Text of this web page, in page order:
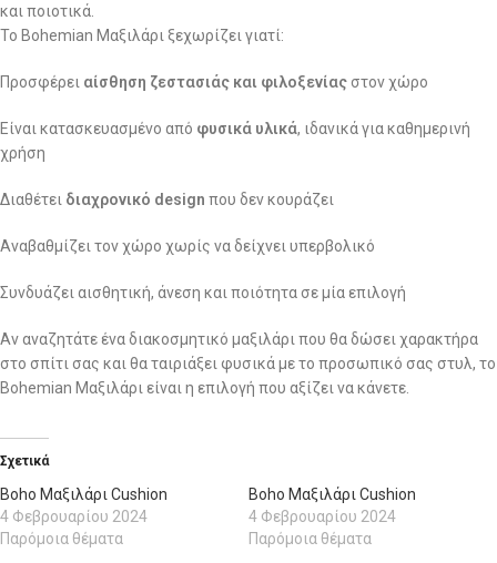
και ποιοτικά.
Το Bohemian Μαξιλάρι ξεχωρίζει γιατί:
Προσφέρει αίσθηση ζεστασιάς και φιλοξενίας στον χώρο
Είναι κατασκευασμένο από φυσικά υλικά, ιδανικά για καθημερινή
χρήση
Διαθέτει διαχρονικό design που δεν κουράζει
Αναβαθμίζει τον χώρο χωρίς να δείχνει υπερβολικό
Συνδυάζει αισθητική, άνεση και ποιότητα σε μία επιλογή
Αν αναζητάτε ένα διακοσμητικό μαξιλάρι που θα δώσει χαρακτήρα
στο σπίτι σας και θα ταιριάξει φυσικά με το προσωπικό σας στυλ, το
Bohemian Μαξιλάρι είναι η επιλογή που αξίζει να κάνετε.
Σχετικά
Boho Μαξιλάρι Cushion
4 Φεβρουαρίου 2024
Παρόμοια θέματα
Boho Μαξιλάρι Cushion
4 Φεβρουαρίου 2024
Παρόμοια θέματα